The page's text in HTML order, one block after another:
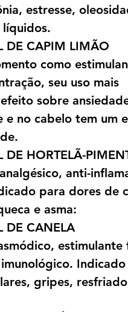
estresse,
DE CAPIM LIMÃO
como
seu uso mais
sobre
e no cabelo tem um
DE HORTELÃ-
anti-
para dores de
e asma:
DE CANELA
estimulante
gripes,